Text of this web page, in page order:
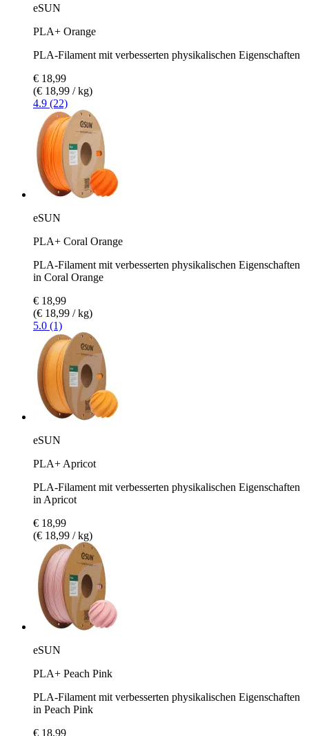
eSUN
PLA+ Orange
PLA-Filament mit verbesserten physikalischen Eigenschaften
€ 18,99
(€ 18,99 / kg)
4.9 (22)
eSUN
PLA+ Coral Orange
PLA-Filament mit verbesserten physikalischen Eigenschaften
in Coral Orange
€ 18,99
(€ 18,99 / kg)
5.0 (1)
eSUN
PLA+ Apricot
PLA-Filament mit verbesserten physikalischen Eigenschaften
in Apricot
€ 18,99
(€ 18,99 / kg)
eSUN
PLA+ Peach Pink
PLA-Filament mit verbesserten physikalischen Eigenschaften
in Peach Pink
€ 18,99